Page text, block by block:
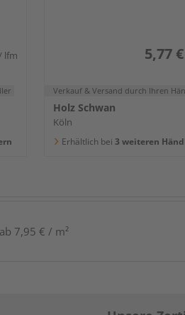
/ lfm 5,77 €
Verkauf & Versand durch Ihren
Holz Schwan
Köln
Erhältlich bei 3 weiteren
ab 7,95 € / m²